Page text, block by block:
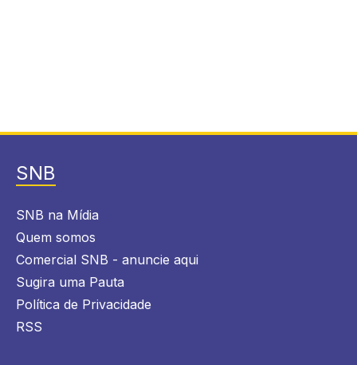
SNB
SNB na Mídia
Quem somos
Comercial SNB - anuncie aqui
Sugira uma Pauta
Política de Privacidade
RSS